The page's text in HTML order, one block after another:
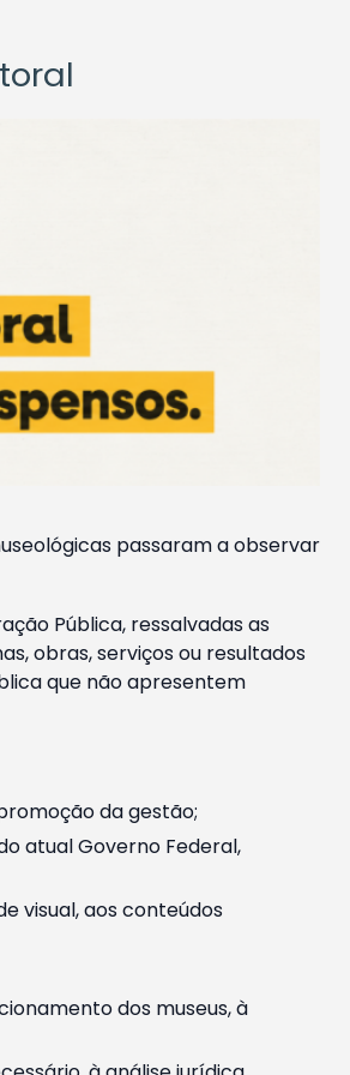
passaram a observar
Pública, ressalvadas as
obras, serviços ou resultados
que não apresentem
da gestão;
atual Governo Federal,
visual, aos conteúdos
dos museus, à